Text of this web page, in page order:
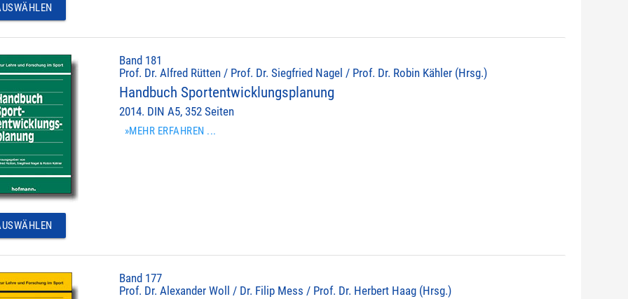
Band 181
Prof. Dr. Alfred Rütten / Prof. Dr. Siegfried Nagel / Prof. Dr. Robin Kähler (Hrsg.)
Handbuch Sportentwicklungsplanung
2014. DIN A5, 352 Seiten
»MEHR ERFAHREN ...
Band 177
Prof. Dr. Alexander Woll / Dr. Filip Mess / Prof. Dr. Herbert Haag (Hrsg.)